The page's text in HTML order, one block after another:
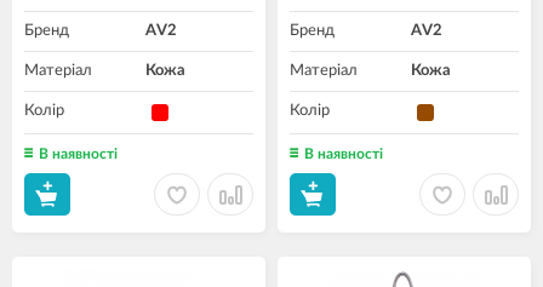
Бренд AV2
Матеріал Кожа
Колір
В наявності
Бренд AV2
Матеріал Кожа
Колір
В наявності